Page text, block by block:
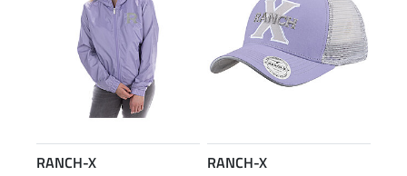
RANCH-X
RANCH-X